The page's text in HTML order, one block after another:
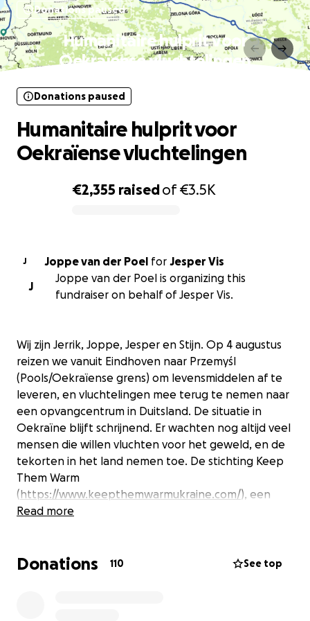
Donations paused
Humanitaire hulprit voor
Oekraïense vluchtelingen
€2,355 raisedof€3.5K
Donations paused
Humanitaire hulprit voor
Oekraïense vluchtelingen
J Joppe van der Poel for Jesper Vis
J
Joppe van der Poel is organizing this
fundraiser on behalf of Jesper Vis.
Wij zijn Jerrik, Joppe, Jesper en Stijn. Op 4 augustus
reizen we vanuit Eindhoven naar Przemyśl
(Pools/Oekraïense grens) om levensmiddelen af te
leveren, en vluchtelingen mee terug te nemen naar
een opvangcentrum in Duitsland. De situatie in
Oekraïne blijft schrijnend. Er wachten nog altijd veel
mensen die willen vluchten voor het geweld, en de
tekorten in het land nemen toe. De stichting Keep
Them Warm
(https://www.keepthemwarmukraine.com/), een
studenteninitiatief opgezet in Leiden, organiseert al
Read more
Donations 110 See top